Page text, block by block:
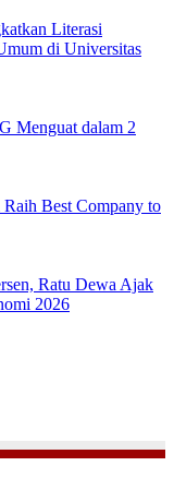
Literasi
di Universitas
Menguat dalam 2
Best Company to
Ratu Dewa Ajak
2026